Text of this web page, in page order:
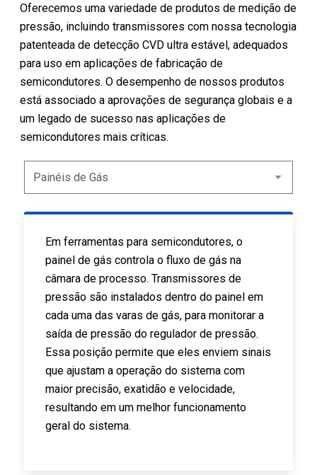
Oferecemos uma variedade de produtos de medição de
pressão, incluindo transmissores com nossa tecnologia
patenteada de detecção CVD ultra estável, adequados
para uso em aplicações de fabricação de
semicondutores. O desempenho de nossos produtos
está associado a aprovações de segurança globais e a
um legado de sucesso nas aplicações de
semicondutores mais críticas.
Em ferramentas para semicondutores, o
painel de gás controla o fluxo de gás na
câmara de processo. Transmissores de
pressão são instalados dentro do painel em
cada uma das varas de gás, para monitorar a
saída de pressão do regulador de pressão.
Essa posição permite que eles enviem sinais
que ajustam a operação do sistema com
maior precisão, exatidão e velocidade,
resultando em um melhor funcionamento
geral do sistema.